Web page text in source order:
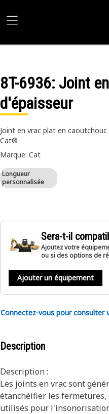
8T-6936: Joint
d'épaisseur
Joint en vrac plat en
Cat®
Marque: Cat
Longueur
personnalisée
Sera-t-il
Ajoutez votre
ou si des options de
Ajouter un équipement
Connectez-vous pour
Description
Description :
Les joints en vrac sont
étanchéifier les
utilisés pour